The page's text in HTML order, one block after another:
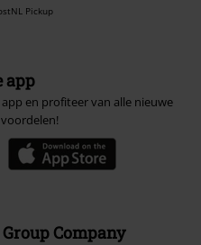
Pickup
app
en profiteer van alle nieuwe
Company